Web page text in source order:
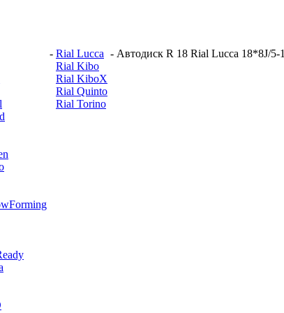
- Rial Lucca
Rial Kibo
Rial KiboX
Rial Quinto
Rial Torino
- Автодиск R 18 Rial Lucca 18*8J/5-